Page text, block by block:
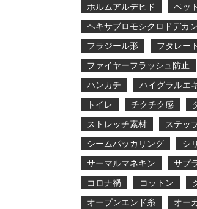
ホルムアルデヒド
ペッ
ヘキサブロモシクロドデカン
フラジール形
フタレート
ファイヤーフラッシュ防止
ハンカチ
ハイグラルエ
トイレ
チクチク感
ストレッチ素材
ステッ
シームパッカリング
シ
サーマルマネキン
サプ
コロナ禍
コットン
オープンエンド糸
オー